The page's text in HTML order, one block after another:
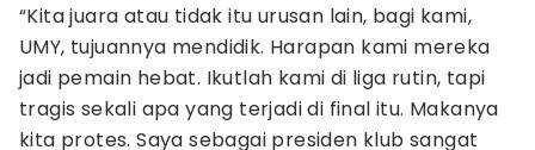
“Kita juara atau tidak itu urusan lain, bagi kami,
UMY, tujuannya mendidik. Harapan kami mereka
jadi pemain hebat. Ikutlah kami di liga rutin, tapi
tragis sekali apa yang terjadi di final itu. Makanya
kita protes. Saya sebagai presiden klub sangat